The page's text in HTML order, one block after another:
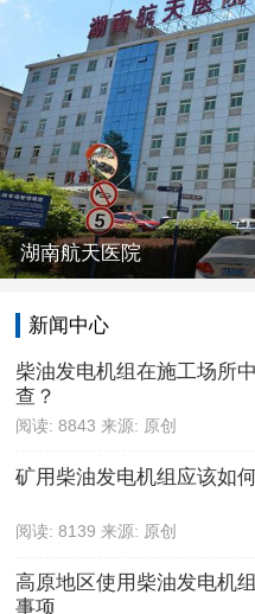
湖南航天医院
新闻中心
柴油发电机组在施工场所
查？
阅读: 8843 来源: 原创
矿用柴油发电机组应该如
阅读: 8139 来源: 原创
高原地区使用柴油发电机
事项